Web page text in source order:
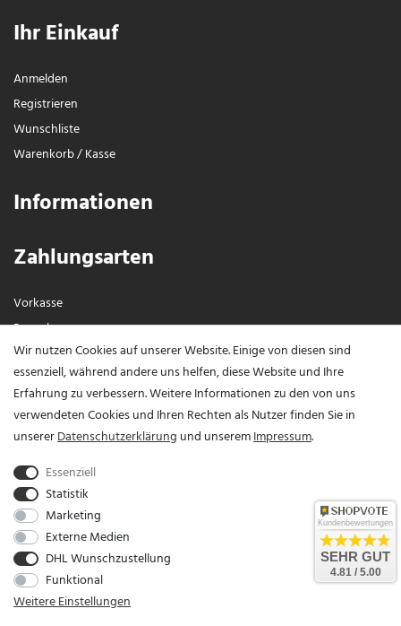
Ihr Einkauf
Anmelden
Registrieren
Wunschliste
Warenkorb/Kasse
Informationen
Zahlungsarten
Vorkasse
Paypal
Visa / Mastercard
Vertrag widerrufen?
Unser Unternehmen sammelt über den unabhängigen Dienstleister SHOPVOTE
Bewertungen. SHOPVOTE setzt automatische und manuelle Maßnahmen ein, um
Bewertungen zu verifizieren.
Wir nutzen Cookies auf unserer Website. Einige von diesen sind
essenziell, während andere uns helfen, diese Website und Ihre
Erfahrung zu verbessern. Weitere Informationen zu den von uns
verwendeten Cookies und Ihren Rechten als Nutzer finden Sie in
unsererDaten­schutz­erklärung und unseremImpressum.
Essenziell
Statistik
Marketing
Externe Medien
DHL Wunschzustellung
Funktional
Weitere Einstellungen
Kundenbewertungen
SEHR GUT
4.81 / 5.00